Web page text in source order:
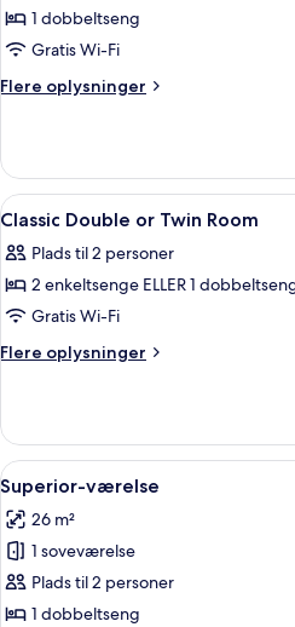
af
Deluxe
Double
1 dobbeltseng
Gratis Wi-Fi
Flere oplysninger
Flere
Double
Room
Indlæs
alle
billeder
af
Classic
Double
Room
2
Classic Double or Twin Room
Plads til 2 personer
2 enkeltsenge ELLER 1
Gratis Wi-Fi
Flere oplysninger
Flere
Double
or
Twin
Room
Indlæs
alle
billeder
af
Superior-
værelse
2
Superior-værelse
26 m²
1 soveværelse
Plads til 2 personer
1 dobbeltseng